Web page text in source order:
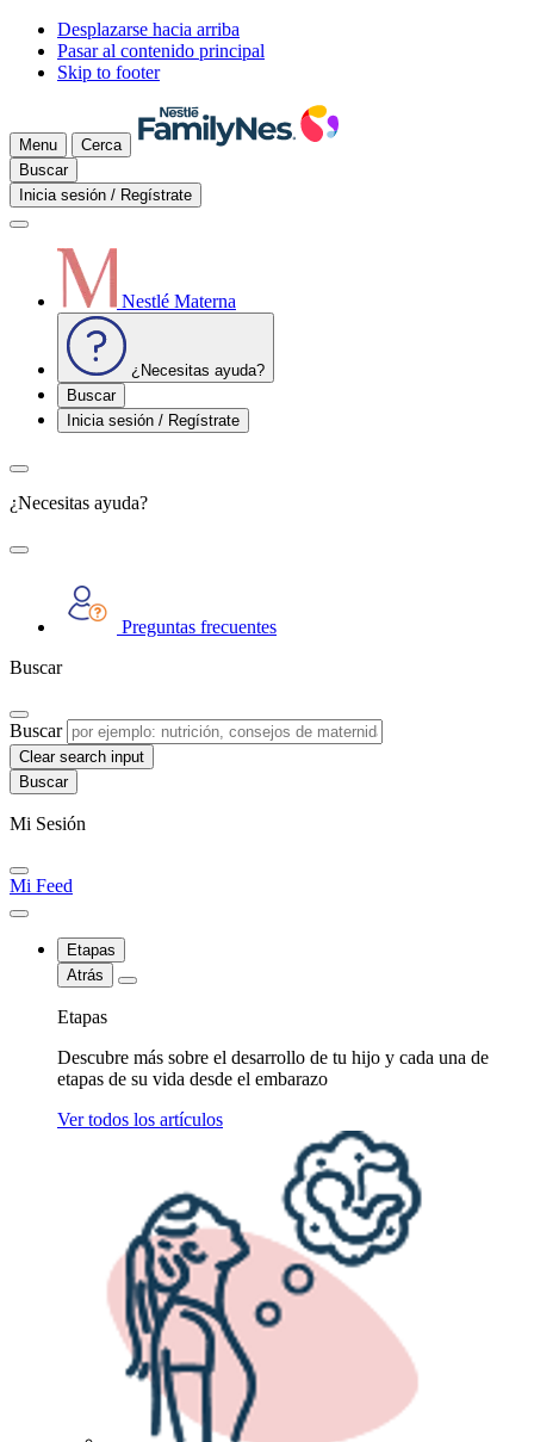
Desplazarse hacia arriba
Pasar al contenido principal
Skip to footer
Menu
Cerca
Buscar
Inicia sesión / Regístrate
Nestlé Materna
¿Necesitas ayuda?
Buscar
Inicia sesión / Regístrate
¿Necesitas ayuda?
Preguntas frecuentes
Buscar
Buscar
Clear search input
Mi Sesión
Mi Feed
Etapas
Atrás
Etapas
Descubre más sobre el desarrollo de tu hijo y cada una de
etapas de su vida desde el embarazo
Ver todos los artículos